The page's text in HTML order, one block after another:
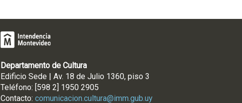
Departamento de Cultura
Edificio Sede | Av. 18 de Julio 1360, piso 3
Teléfono: [598 2] 1950 2905
Contacto: comunicacion.cultura@imm.gub.uy